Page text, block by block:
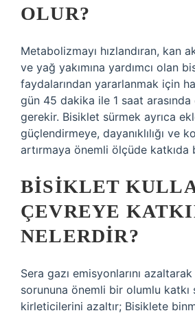
OLUR?
Metabolizmayı hızlandıran, kan
ve yağ yakımına yardımcı olan
faydalarından yararlanmak için
gün 45 dakika ile 1 saat
gerekir. Bisiklet sürmek ayrıca
güçlendirmeye, dayanıklılığı ve
artırmaya önemli ölçüde katkıda
BISIKLET
ÇEVREYE
NELERDIR?
Sera gazı emisyonlarını azaltarak
sorununa önemli bir olumlu katkı
kirleticilerini azaltır; Bisiklete